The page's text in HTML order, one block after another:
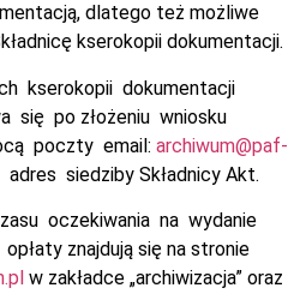
dlatego też możliwe
kserokopii dokumentacji.
kserokopii dokumentacji
się po złożeniu wniosku
poczty email: archiwum@paf-
siedziby Składnicy Akt.
oczekiwania na wydanie
znajdują się na stronie
w zakładce „archiwizacja” oraz